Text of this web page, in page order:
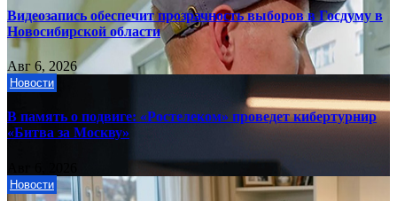
Видеозапись обеспечит прозрачность выборов в Госдуму в
Новосибирской области
Авг 6, 2026
Новости
В память о подвиге: «Ростелеком» проведет кибертурнир
«Битва за Москву»
Новости